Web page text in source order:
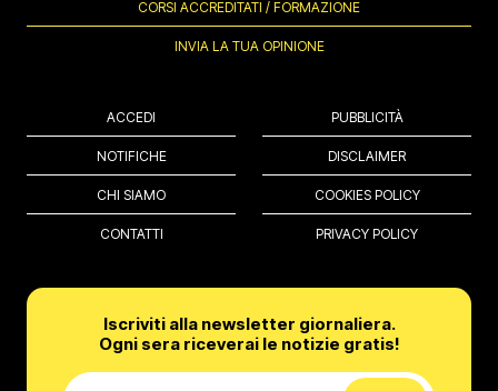
CORSI ACCREDITATI / FORMAZIONE
INVIA LA TUA OPINIONE
ACCEDI
NOTIFICHE
CHI SIAMO
CONTATTI
PUBBLICITÀ
DISCLAIMER
COOKIES POLICY
PRIVACY POLICY
Iscriviti alla newsletter giornaliera.
Ogni sera riceverai le notizie gratis!